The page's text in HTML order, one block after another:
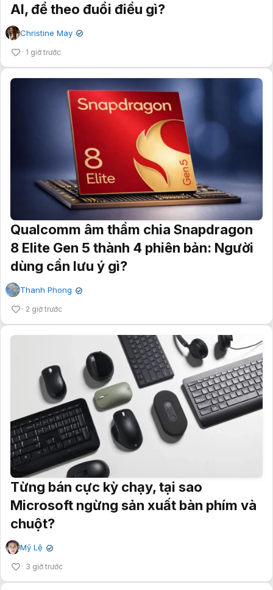
AI, để theo đuổi điều gì?
Christine May ✔
1 giờ trước
Qualcomm âm thầm chia Snapdragon
8 Elite Gen 5 thành 4 phiên bản: Người
dùng cần lưu ý gì?
Thanh Phong ✔
2 giờ trước
Từng bán cực kỳ chạy, tại sao
Microsoft ngừng sản xuất bàn phím và
chuột?
Mỹ Lệ ✔
3 giờ trước